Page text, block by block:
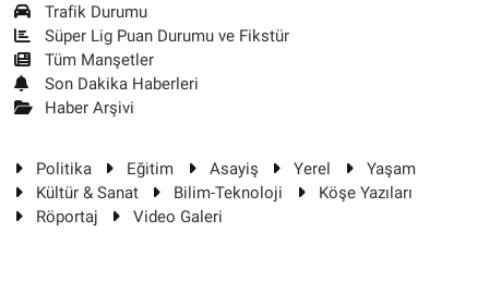
Trafik Durumu
Süper Lig Puan Durumu ve Fikstür
Tüm Manşetler
Son Dakika Haberleri
Haber Arşivi
Politika Eğitim Asayiş Yerel
Yaşam
Kültür & Sanat
Bilim-Teknoloji
Köşe Yazıları
Röportaj
Video Galeri